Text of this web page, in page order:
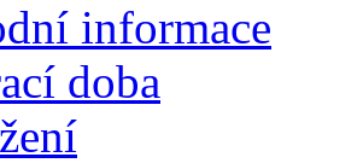
informace
doba